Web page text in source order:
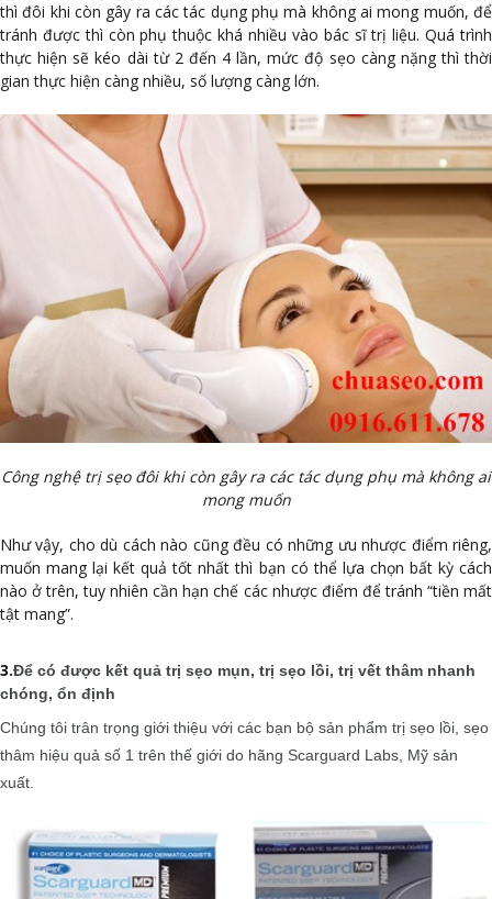
thì đôi khi còn gây ra các tác dụng phụ mà không ai mong muốn, để
tránh được thì còn phụ thuộc khá nhiều vào bác sĩ trị liệu. Quá trình
thực hiện sẽ kéo dài từ 2 đến 4 lần, mức độ sẹo càng nặng thì thời
gian thực hiện càng nhiều, số lượng càng lớn.
Công nghệ trị sẹo đôi khi còn gây ra các tác dụng phụ mà không ai
mong muốn
Như vậy, cho dù cách nào cũng đều có những ưu nhược điểm riêng,
muốn mang lại kết quả tốt nhất thì bạn có thể lựa chọn bất kỳ cách
nào ở trên, tuy nhiên cần hạn chế các nhược điểm để tránh “tiền mất
tật mang”.
3.Để có được kết quả trị sẹo mụn, trị sẹo lồi, trị vết thâm nhanh
chóng, ổn định
Chúng tôi trân trọng giới thiệu với các bạn bộ sản phẩm trị sẹo lồi, sẹo
thâm hiệu quả số 1 trên thế giới do hãng Scarguard Labs, Mỹ sản
xuất.